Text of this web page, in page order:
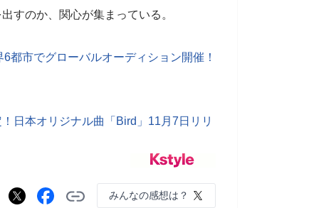
すのか、関心が集まっている。
都市でグローバルオーディション開催！
日本オリジナル曲「Bird」11月7日リリ
みんなの感想は？